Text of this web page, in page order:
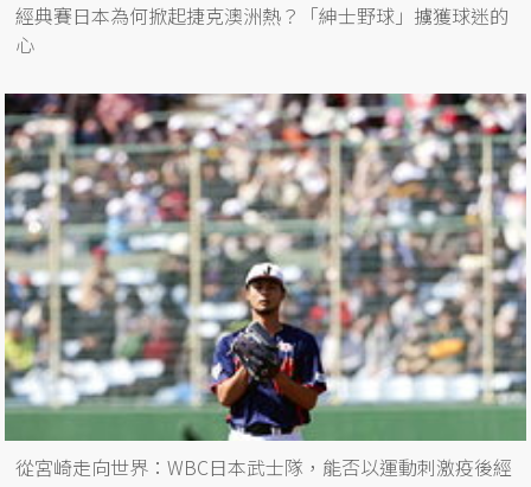
經典賽日本為何掀起捷克澳洲熱？「紳士野球」擄獲球迷的
心
從宮崎走向世界：WBC日本武士隊，能否以運動刺激疫後經